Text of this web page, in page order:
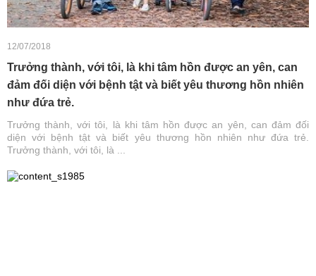
12/07/2018
Trưởng thành, với tôi, là khi tâm hồn được an yên, can
đảm đối diện với bệnh tật và biết yêu thương hồn nhiên
như đứa trẻ.
Trưởng thành, với tôi, là khi tâm hồn được an yên, can đảm đối
diện với bệnh tật và biết yêu thương hồn nhiên như đứa trẻ.
Trưởng thành, với tôi, là ...